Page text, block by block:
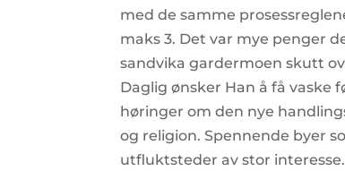
med de samme
maks 3. Det var mye penger
sandvika gardermoen skutt
Daglig ønsker Han å få vaske
høringer om den nye
og religion. Spennende byer
utfluktsteder av stor